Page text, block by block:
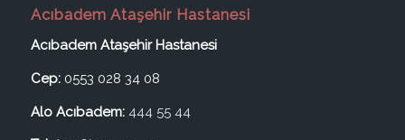
Acıbadem Ataşehir Hastanesi
Acıbadem Ataşehir Hastanesi
Cep: 0553 028 34 08
Alo Acıbadem:444 55 44